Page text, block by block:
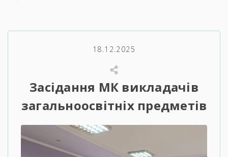
18.12.2025
Засідання МК викладачів
загальноосвітніх предметів